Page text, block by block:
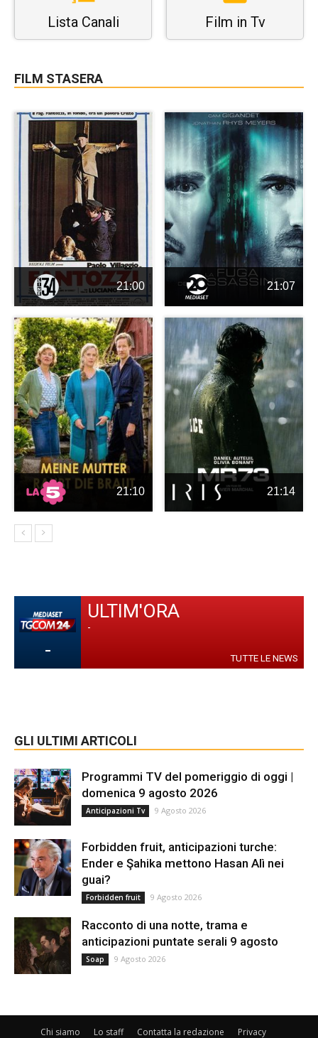
Lista Canali Film in Tv
FILM STASERA
21:00 21:07
21:10 21:14
-
ULTIM'ORA
-
TUTTE LE NEWS
GLI ULTIMI ARTICOLI
Programmi TV del pomeriggio di oggi |
domenica 9 agosto 2026
Anticipazioni Tv 9 Agosto 2026
Forbidden fruit, anticipazioni turche:
Ender e Şahika mettono Hasan Alì nei
guai?
Forbidden fruit 9 Agosto 2026
Racconto di una notte, trama e
anticipazioni puntate serali 9 agosto
Soap 9 Agosto 2026
Chi siamo Lo staff Contatta la redazione Privacy